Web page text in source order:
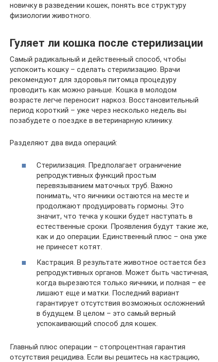
новичку в разведении кошек, понять все структуру
физиологии животного.
Гуляет ли кошка после стерилизации
Самый радикальный и действенный способ, чтобы
успокоить кошку – сделать стерилизацию. Врачи
рекомендуют для здоровья питомца процедуру
проводить как можно раньше. Кошка в молодом
возрасте легче переносит наркоз. Восстановительный
период короткий – уже через несколько недель вы
позабудете о поездке в ветеринарную клинику.
Разделяют два вида операций:
Стерилизация. Предполагает ограничение
репродуктивных функций простым
перевязыванием маточных труб. Важно
понимать, что яичники остаются на месте и
продолжают продуцировать гормоны. Это
значит, что течка у кошки будет наступать в
естественные сроки. Проявления будут такие же,
как и до операции. Единственный плюс – она уже
не принесет котят.
Кастрация. В результате животное остается без
репродуктивных органов. Может быть частичная,
когда вырезаются только яичники, и полная – ее
лишают еще и матки. Последний вариант
гарантирует отсутствия возможных осложнений
в будущем. В целом – это самый верный
успокаивающий способ для кошек.
Главный плюс операции – стопроцентная гарантия
отсутствия рецидива. Если вы решитесь на кастрацию,